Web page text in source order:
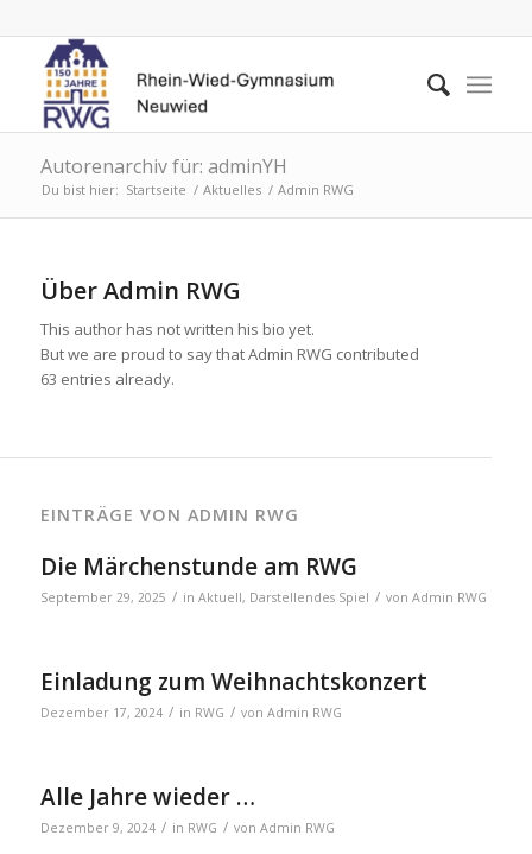
Autorenarchiv für: adminYH
Du bist hier: Startseite / Aktuelles / Admin RWG
ÜberAdmin RWG
This author has not written his bio yet.
But we are proud to say thatAdmin RWG contributed
63 entries already.
EINTRÄGE VON ADMIN RWG
Die Märchenstunde am RWG
September 29, 2025 / in Aktuell, Darstellendes Spiel / von Admin RWG
Einladung zum Weihnachtskonzert
Dezember 17, 2024 / in RWG / von Admin RWG
Alle Jahre wieder …
Dezember 9, 2024 / in RWG / von Admin RWG